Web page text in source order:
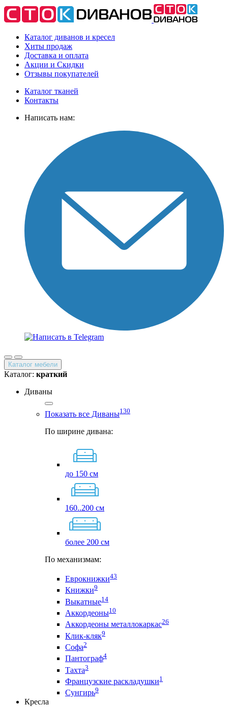
Каталог диванов и кресел
Хиты продаж
Доставка и оплата
Акции и Скидки
Отзывы покупателей
Каталог тканей
Контакты
Написать нам:
Каталог мебели
Каталог: краткий
Диваны
Показать все Диваны130
По ширине дивана:
до 150 см
160..200 см
более 200 см
По механизмам:
Еврокнижки43
Книжки9
Выкатные14
Аккордеоны10
Аккордеоны металлокаркас26
Клик-кляк9
Софа2
Пантограф4
Тахта3
Французские раскладушки1
Сунгирь9
Кресла